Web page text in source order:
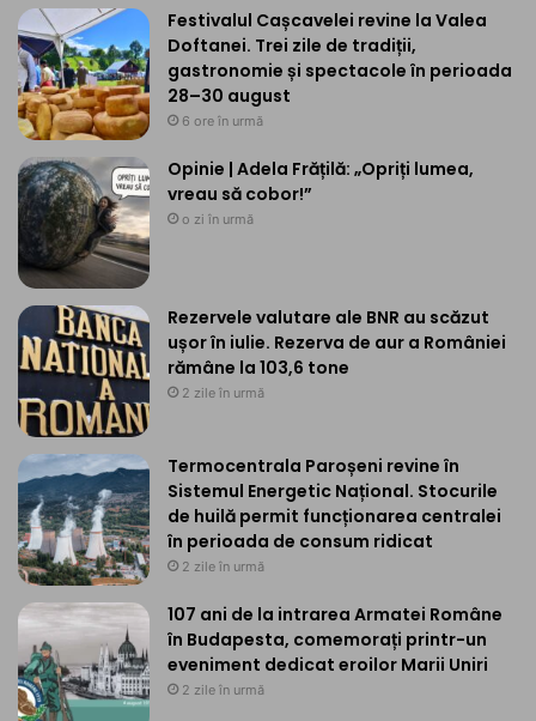
Festivalul Cașcavelei revine la Valea
Doftanei. Trei zile de tradiții,
gastronomie și spectacole în perioada
28–30 august
6 ore în urmă
Opinie | Adela Frățilă: „Opriți lumea,
vreau să cobor!”
o zi în urmă
Rezervele valutare ale BNR au scăzut
ușor în iulie. Rezerva de aur a României
rămâne la 103,6 tone
2 zile în urmă
Termocentrala Paroșeni revine în
Sistemul Energetic Național. Stocurile
de huilă permit funcționarea centralei
în perioada de consum ridicat
2 zile în urmă
107 ani de la intrarea Armatei Române
în Budapesta, comemorați printr-un
eveniment dedicat eroilor Marii Uniri
2 zile în urmă